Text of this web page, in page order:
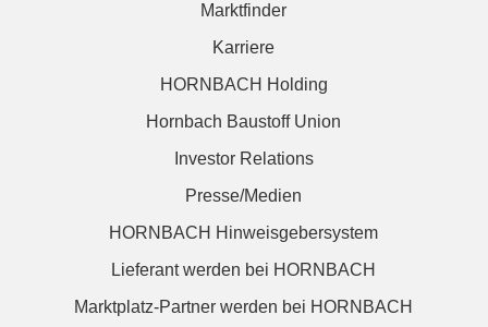
Marktfinder
Karriere
HORNBACH Holding
Hornbach Baustoff Union
Investor Relations
Presse/Medien
HORNBACH Hinweisgebersystem
Lieferant werden bei HORNBACH
Marktplatz-Partner werden bei HORNBACH